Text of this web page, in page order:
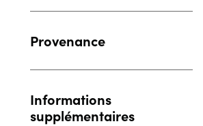
Provenance
Informations
supplémentaires